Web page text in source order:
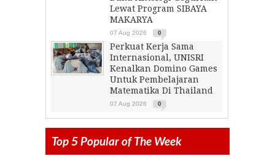
Lewat Program SIBAYA
MAKARYA
07 Aug 2026 0
Perkuat Kerja Sama
Internasional, UNISRI
Kenalkan Domino Games
Untuk Pembelajaran
Matematika Di Thailand
07 Aug 2026 0
Top 5 Popular of The Week